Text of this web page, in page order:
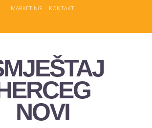
MARKETING KONTAKT